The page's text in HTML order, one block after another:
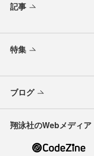
記事
特集
ブログ
翔泳社のWebメディア